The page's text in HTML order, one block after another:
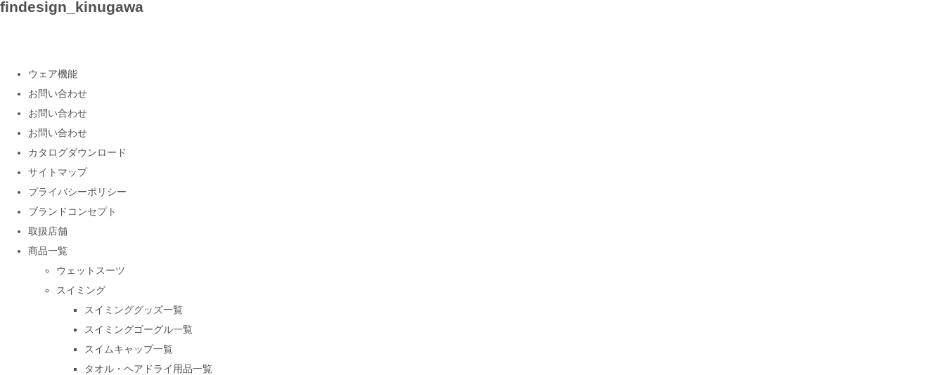
findesign_kinugawa
ウェア機能
お問い合わせ
お問い合わせ
お問い合わせ
カタログダウンロード
サイトマップ
プライバシーポリシー
ブランドコンセプト
取扱店舗
商品一覧
ウェットスーツ
スイミング
スイミンググッズ一覧
スイミングゴーグル一覧
スイムキャップ一覧
タオル・ヘアドライ用品一覧